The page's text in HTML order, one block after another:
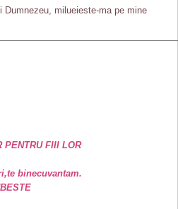
Dumnezeu, milueieste-ma pe mine
PENTRU FIII LOR
binecuvantam.